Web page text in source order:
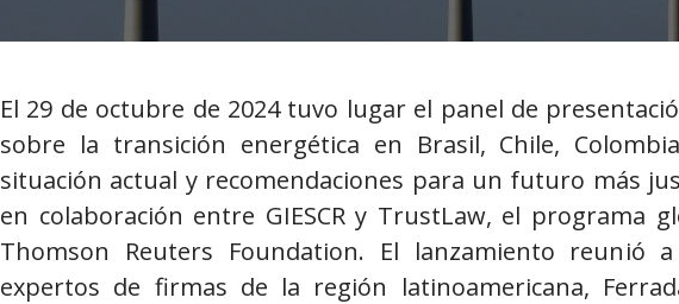
El 29 de octubre de 2024 tuvo lugar el panel de
sobre la transición energética en Brasil, Chile,
situación actual y recomendaciones para un futuro más
en colaboración entre GIESCR y TrustLaw, el programa
Thomson Reuters Foundation. El lanzamiento reunió
expertos de firmas de la región latinoamericana,